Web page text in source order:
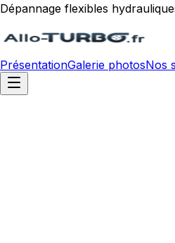
Dépannage flexibles
PrésentationGalerie photosNos